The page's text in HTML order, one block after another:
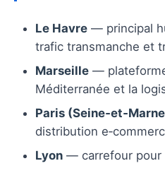
Le Havre — principal
trafic transmanche et
Marseille —
Méditerranée et la
Paris
distribution
Lyon — carrefour pour